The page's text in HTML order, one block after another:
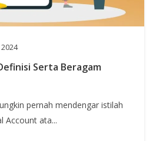
Serta Beragam
pernah mendengar istilah
Account ata...